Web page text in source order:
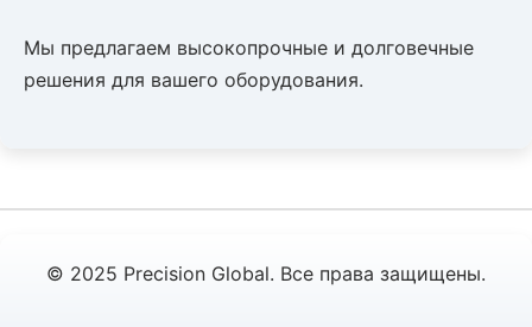
Мы предлагаем высокопрочные и долговечные
решения для вашего оборудования.
© 2025 Precision Global. Все права защищены.